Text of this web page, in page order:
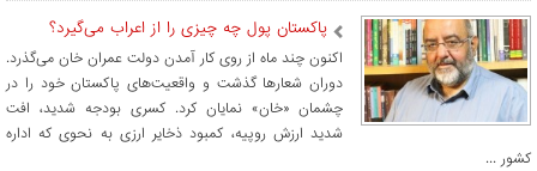
پاکستان پول چه چیزی را از اعراب می‌گیرد؟
اکنون چند ماه از روی کار آمدن دولت عمران خان می‌گذرد.
دوران شعارها گذشت و واقعیت‌های پاکستان خود را در
چشمان «خان» نمایان کرد. کسری بودجه شدید، افت
شدید ارزش روپیه، کمبود ذخایر ارزی به نحوی که اداره
کشور ...